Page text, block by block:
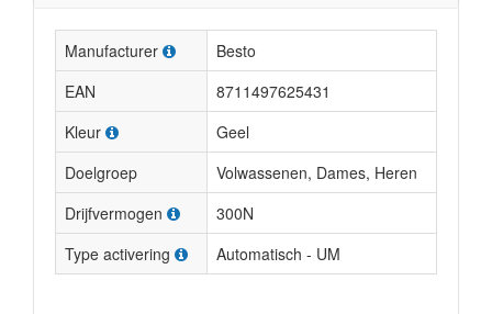
Manufacturer
Besto
EAN
8711497625431
Kleur
Geel
Doelgroep
Volwassenen, Dames, Heren
Drijfvermogen
300N
Type activering
Automatisch - UM